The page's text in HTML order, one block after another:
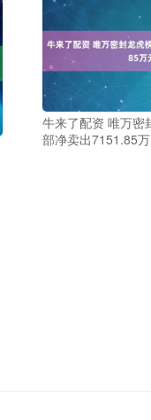
牛来了配资 唯万密
部净卖出7151.85